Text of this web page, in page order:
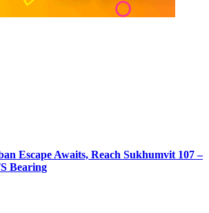
Escape Awaits, Reach Sukhumvit 107 –
Bearing